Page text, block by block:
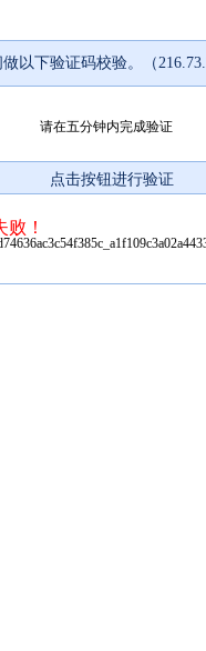
以下验证码校验。（
请在五分钟内完成验证
！